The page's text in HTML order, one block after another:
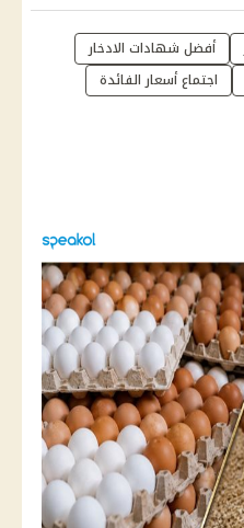
أفضل شهادات الادخار
اجتماع أسعار الفائدة